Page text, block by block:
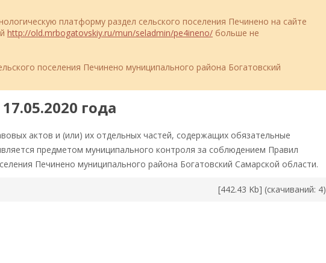
платформу раздел сельского поселения Печинено на сайте
http://old.mrbogatovskiy.ru/mun/seladmin/pe4ineno/ больше не
поселения Печинено муниципального района Богатовский
года
актов и (или) их отдельных частей, содержащих обязательные
предметом муниципального контроля за соблюдением Правил
Печинено муниципального района Богатовский Самарской области.
[442.43 Kb] (cкачиваний: 4)